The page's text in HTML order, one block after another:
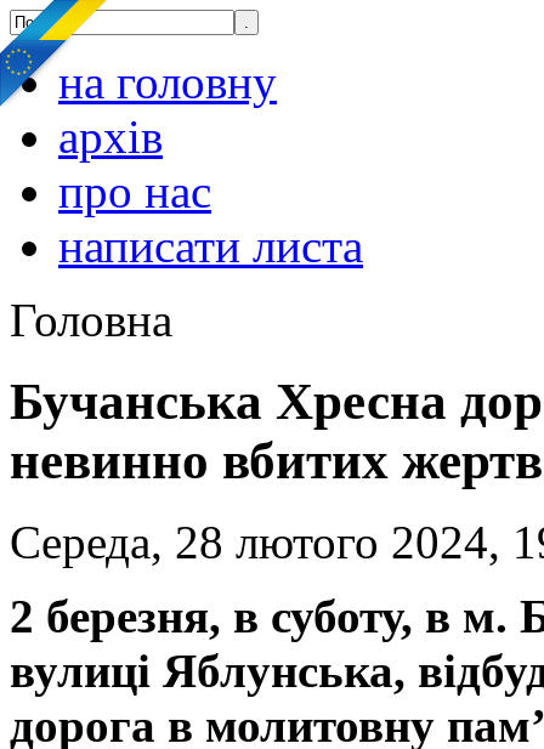
на головну
архів
про нас
написати листа
Головна
Бучанська Хресна
невинно вбитих
Середа, 28 лютого 2024,
2 березня, в суботу, в м.
вулиці Яблунська,
дорога в молитовну